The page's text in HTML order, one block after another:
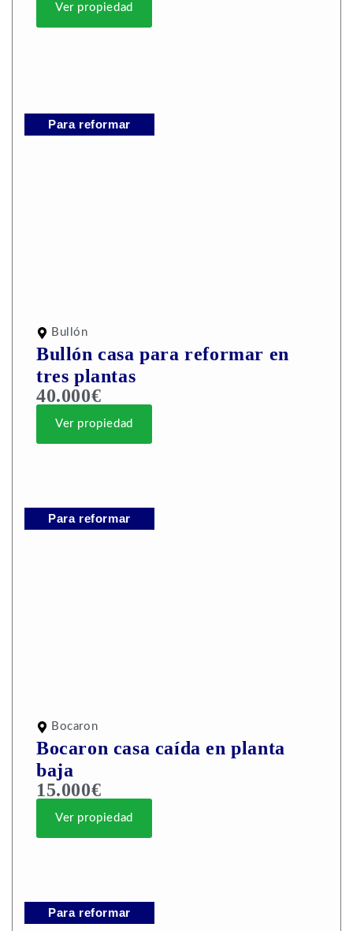
Ver propiedad
Para reformar
Bullón
Bullón casa para reformar en
tres plantas
40.000€
Ver propiedad
Para reformar
Bocaron
Bocaron casa caída en planta
baja
15.000€
Ver propiedad
Para reformar